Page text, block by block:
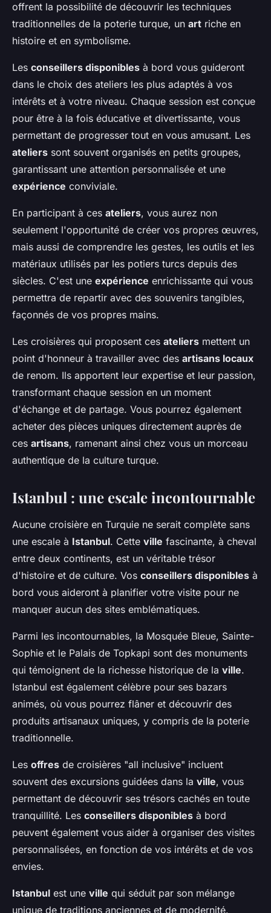
offrent la possibilité de découvrir les techniques
traditionnelles de la poterie turque, un art riche en
histoire et en symbolisme.
Les conseillers disponibles à bord vous guideront
dans le choix des ateliers les plus adaptés à vos
intérêts et à votre niveau. Chaque session est conçue
pour être à la fois éducative et divertissante, vous
permettant de progresser tout en vous amusant. Les
ateliers sont souvent organisés en petits groupes,
garantissant une attention personnalisée et une
expérience conviviale.
En participant à ces ateliers, vous aurez non
seulement l'opportunité de créer vos propres œuvres,
mais aussi de comprendre les gestes, les outils et les
matériaux utilisés par les potiers turcs depuis des
siècles. C'est une expérience enrichissante qui vous
permettra de repartir avec des souvenirs tangibles,
façonnés de vos propres mains.
Les croisières qui proposent ces ateliers mettent un
point d'honneur à travailler avec des artisans locaux
de renom. Ils apportent leur expertise et leur passion,
transformant chaque session en un moment
d'échange et de partage. Vous pourrez également
acheter des pièces uniques directement auprès de
ces artisans, ramenant ainsi chez vous un morceau
authentique de la culture turque.
Istanbul : une escale incontournable
Aucune croisière en Turquie ne serait complète sans
une escale à Istanbul. Cette ville fascinante, à cheval
entre deux continents, est un véritable trésor
d'histoire et de culture. Vos conseillers disponibles à
bord vous aideront à planifier votre visite pour ne
manquer aucun des sites emblématiques.
Parmi les incontournables, la Mosquée Bleue, Sainte-
Sophie et le Palais de Topkapi sont des monuments
qui témoignent de la richesse historique de la ville.
Istanbul est également célèbre pour ses bazars
animés, où vous pourrez flâner et découvrir des
produits artisanaux uniques, y compris de la poterie
traditionnelle.
Les offres de croisières "all inclusive" incluent
souvent des excursions guidées dans la ville, vous
permettant de découvrir ses trésors cachés en toute
tranquillité. Les conseillers disponibles à bord
peuvent également vous aider à organiser des visites
personnalisées, en fonction de vos intérêts et de vos
envies.
Istanbul est une ville qui séduit par son mélange
unique de traditions anciennes et de modernité.